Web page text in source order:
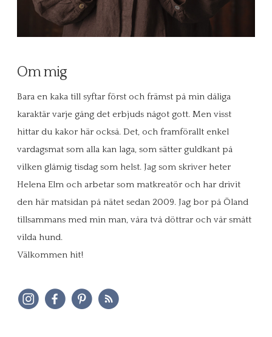
Om mig
Bara en kaka till syftar först och främst på min dåliga
karaktär varje gång det erbjuds något gott. Men visst
hittar du kakor här också. Det, och framförallt enkel
vardagsmat som alla kan laga, som sätter guldkant på
vilken glåmig tisdag som helst. Jag som skriver heter
Helena Elm och arbetar som matkreatör och har drivit
den här matsidan på nätet sedan 2009. Jag bor på Öland
tillsammans med min man, våra två döttrar och vår smått
vilda hund.
Välkommen hit!